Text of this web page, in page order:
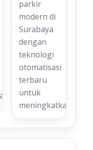
parkir
modern di
Surabaya
dengan
teknologi
otomatisasi
terbaru
untuk
meningkatkan…